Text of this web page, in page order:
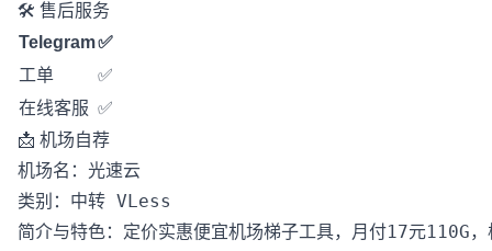
🛠️ 售后服务
Telegram✅
工单
✅
在线客服 ✅
📩 机场自荐
机场名：光速云
类别：中转 VLess
简介与特色：定价实惠便宜机场梯子工具，月付17元110G